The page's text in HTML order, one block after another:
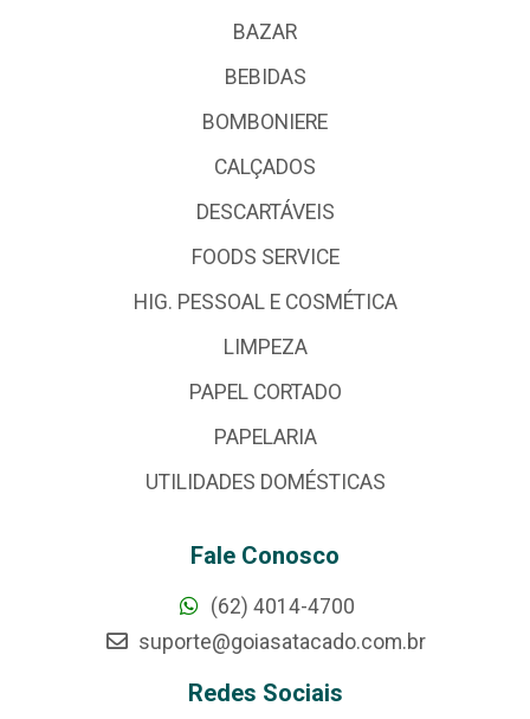
BAZAR
BEBIDAS
BOMBONIERE
CALÇADOS
DESCARTÁVEIS
FOODS SERVICE
HIG. PESSOAL E COSMÉTICA
LIMPEZA
PAPEL CORTADO
PAPELARIA
UTILIDADES DOMÉSTICAS
Fale Conosco
(62) 4014-4700
suporte@goiasatacado.com.br
Redes Sociais